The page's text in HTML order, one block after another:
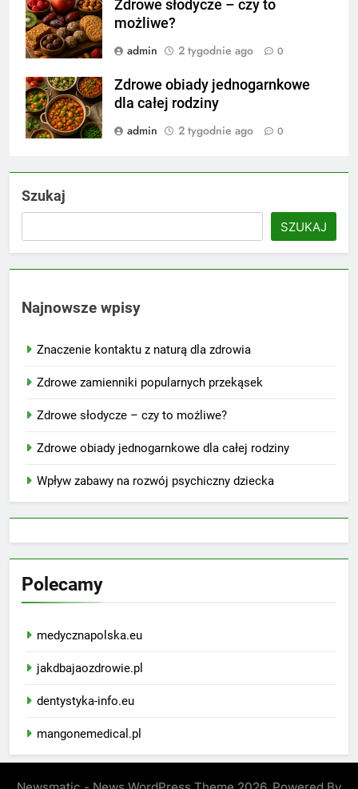
Zdrowe słodycze – czy to
możliwe?
admin
2 tygodnie ago 0
Zdrowe obiady jednogarnkowe
dla całej rodziny
admin
2 tygodnie ago 0
Szukaj
SZUKAJ
Najnowsze wpisy
Znaczenie kontaktu z naturą dla zdrowia
Zdrowe zamienniki popularnych przekąsek
Zdrowe słodycze – czy to możliwe?
Zdrowe obiady jednogarnkowe dla całej rodziny
Wpływ zabawy na rozwój psychiczny dziecka
Polecamy
medycznapolska.eu
jakdbajaozdrowie.pl
dentystyka-info.eu
mangonemedical.pl